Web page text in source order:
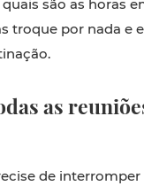
são as horas
troque por nada e
as
de interromper